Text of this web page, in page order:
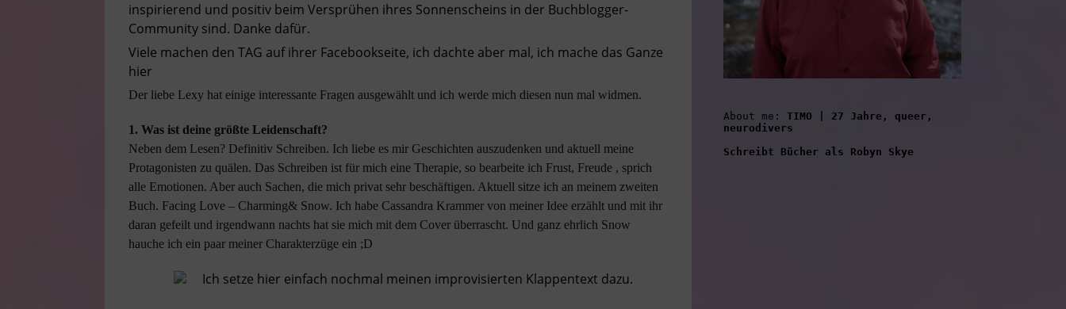
inspirierend und positiv beim Versprühen ihres Sonnenscheins in der Buchblogger-
Community sind. Danke dafür.
Viele machen den TAG auf ihrer Facebookseite, ich dachte aber mal, ich mache das Ganze
hier
Der liebe Lexy hat einige interessante Fragen ausgewählt und ich werde mich diesen nun mal widmen.
1. Was ist deine größte Leidenschaft?
Neben dem Lesen? Definitiv Schreiben. Ich liebe es mir Geschichten auszudenken und aktuell meine
Protagonisten zu quälen. Das Schreiben ist für mich eine Therapie, so bearbeite ich Frust, Freude , sprich
alle Emotionen. Aber auch Sachen, die mich privat sehr beschäftigen. Aktuell sitze ich an meinem zweiten
Buch. Facing Love – Charming& Snow. Ich habe Cassandra Krammer von meiner Idee erzählt und mit ihr
daran gefeilt und irgendwann nachts hat sie mich mit dem Cover überrascht. Und ganz ehrlich Snow
hauche ich ein paar meiner Charakterzüge ein ;D
Ich setze hier einfach nochmal meinen improvisierten Klappentext dazu.
About me: TIMO | 27 Jahre, queer,
neurodivers
Schreibt Bücher als Robyn Skye